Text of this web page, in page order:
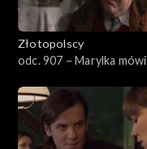
Złotopolscy
odc. 907 – Marylka mówi